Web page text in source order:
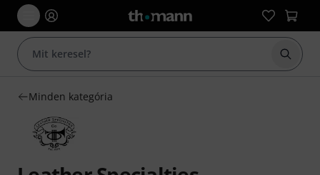
Minden kategória